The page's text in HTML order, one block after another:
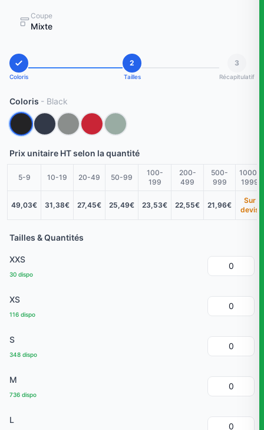
Coupe
Mixte
Coloris
2
Tailles
3
Récapitulatif
Coloris - Black
Prix unitaire HT selon la quantité
5-9 10-19 20-49 50-99
100-
199
200-
499
500-
999
1000-
1999
49,03€ 31,38€ 27,45€ 25,49€ 23,53€ 22,55€ 21,96€
Sur
devis
Tailles & Quantités
XXS
30 dispo
XS
116 dispo
S
348 dispo
M
736 dispo
L